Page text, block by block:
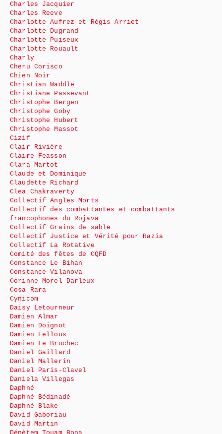
Charles Jacquier
Charles Reeve
Charlotte Aufrez et Régis Arriet
Charlotte Dugrand
Charlotte Puiseux
Charlotte Rouault
Charly
Cheru Corisco
Chien Noir
Christian Waddle
Christiane Passevant
Christophe Bergen
Christophe Goby
Christophe Hubert
Christophe Massot
Cizif
Clair Rivière
Claire Feasson
Clara Martot
Claude et Dominique
Claudette Richard
Clea Chakraverty
Collectif Angles Morts
Collectif des combattantes et combattants
francophones du Rojava
Collectif Grains de sable
Collectif Justice et Vérité pour Razia
Collectif La Rotative
Comité des fêtes de CQFD
Constance Le Bihan
Constance Vilanova
Corinne Morel Darleux
Cosa Rara
Cynicom
Daisy Letourneur
Damien Almar
Damien Doignot
Damien Fellous
Damien Le Bruchec
Daniel Gaillard
Daniel Mallerin
Daniel Paris-Clavel
Daniela Villegas
Daphné
Daphné Bédinadé
Daphné Blake
David Gaboriau
David Martin